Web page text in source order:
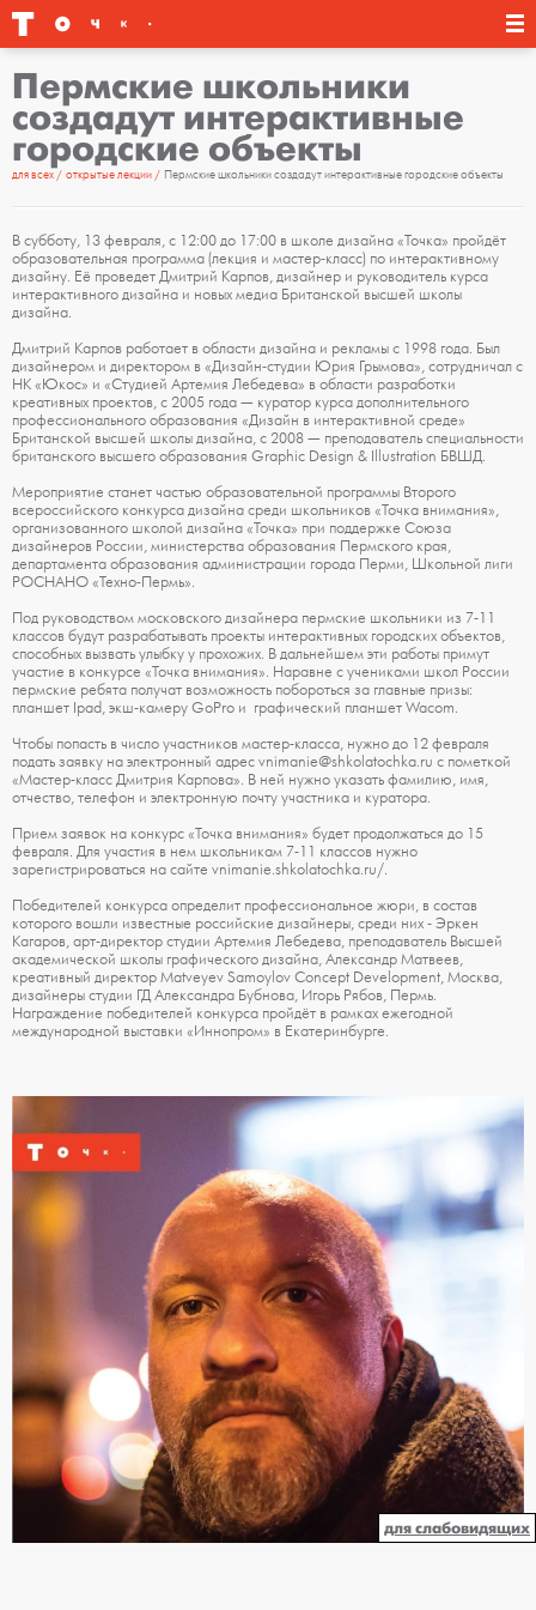
Пермские школьники
создадут интерактивные
городские объекты
для всех открытые лекции Пермские школьники создадут интерактивные городские объекты
В субботу, 13 февраля, с 12:00 до 17:00 в школе дизайна «Точка» пройдёт
образовательная программа (лекция и мастер-класс) по интерактивному
дизайну. Её проведет Дмитрий Карпов, дизайнер и руководитель курса
интерактивного дизайна и новых медиа Британской высшей школы
дизайна.
Дмитрий Карпов работает в области дизайна и рекламы с 1998 года. Был
дизайнером и директором в «Дизайн-студии Юрия Грымова», сотрудничал с
НК «Юкос» и «Студией Артемия Лебедева» в области разработки
креативных проектов, с 2005 года — куратор курса дополнительного
профессионального образования «Дизайн в интерактивной среде»
Британской высшей школы дизайна, с 2008 — преподаватель специальности
британского высшего образования Graphic Design & Illustration БВШД.
Мероприятие станет частью образовательной программы Второго
всероссийского конкурса дизайна среди школьников «Точка внимания»,
организованного школой дизайна «Точка» при поддержке Союза
дизайнеров России, министерства образования Пермского края,
департамента образования администрации города Перми, Школьной лиги
РОСНАНО «Техно-Пермь».
Под руководством московского дизайнера пермские школьники из 7-11
классов будут разрабатывать проекты интерактивных городских объектов,
способных вызвать улыбку у прохожих. В дальнейшем эти работы примут
участие в конкурсе «Точка внимания». Наравне с учениками школ России
пермские ребята получат возможность побороться за главные призы:
планшет Ipad, экш-камеру GoPro и графический планшет Wacom.
Чтобы попасть в число участников мастер-класса, нужно до 12 февраля
подать заявку на электронный адрес vnimanie@shkolatochka.ru с пометкой
«Мастер-класс Дмитрия Карпова». В ней нужно указать фамилию, имя,
отчество, телефон и электронную почту участника и куратора.
Прием заявок на конкурс «Точка внимания» будет продолжаться до 15
февраля. Для участия в нем школьникам 7-11 классов нужно
зарегистрироваться на сайте vnimanie.shkolatochka.ru/.
Победителей конкурса определит профессиональное жюри, в состав
которого вошли известные российские дизайнеры, среди них - Эркен
Кагаров, арт-директор студии Артемия Лебедева, преподаватель Высшей
академической школы графического дизайна, Александр Матвеев,
креативный директор Matveyev Samoylov Concept Development, Москва,
дизайнеры студии ГД Александра Бубнова, Игорь Рябов, Пермь.
Награждение победителей конкурса пройдёт в рамках ежегодной
международной выставки «Иннопром» в Екатеринбурге.
для слабовидящих